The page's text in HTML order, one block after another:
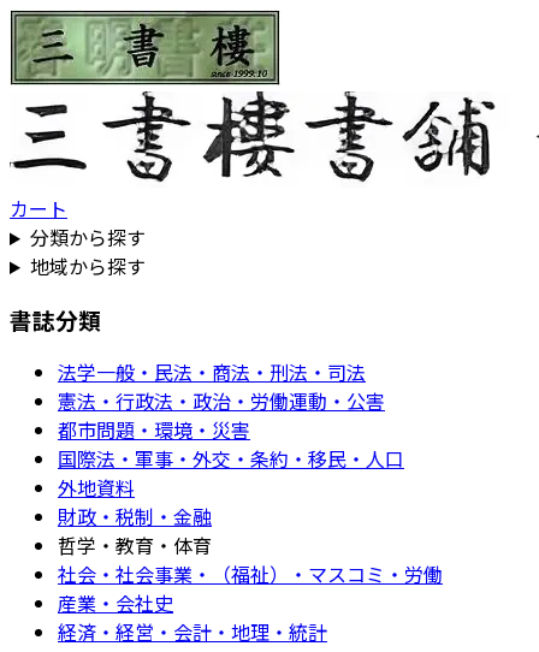
カート
分類から探す
地域から探す
書誌分類
法学一般・民法・商法・刑法・司法
憲法・行政法・政治・労働運動・公害
都市問題・環境・災害
国際法・軍事・外交・条約・移民・人口
外地資料
財政・税制・金融
哲学・教育・体育
社会・社会事業・（福祉）・マスコミ・労働
産業・会社史
経済・経営・会計・地理・統計